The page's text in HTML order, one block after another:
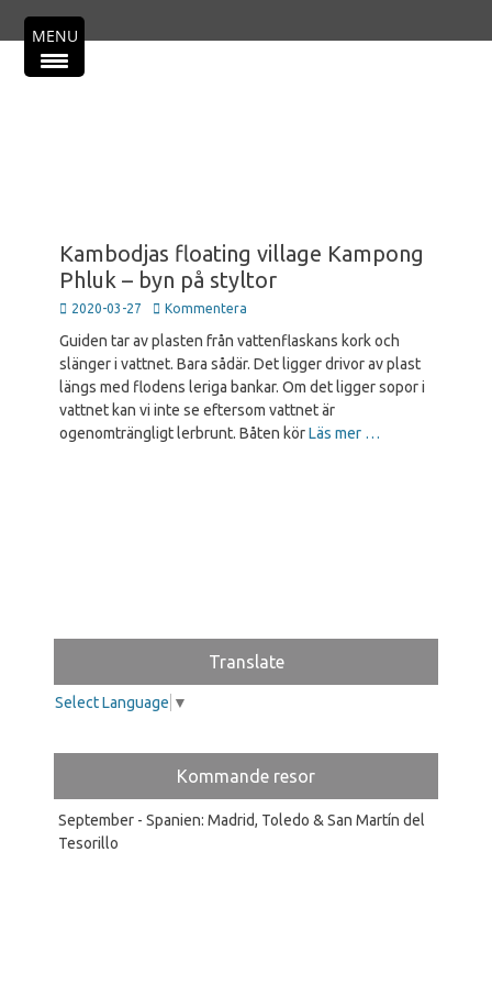
till
innehåll
Primär meny
Kambodjas floating village Kampong
Phluk – byn på styltor
Publicerad
2020-03-27 Kommentera
Guiden tar av plasten från vattenflaskans kork och
slänger i vattnet. Bara sådär. Det ligger drivor av plast
längs med flodens leriga bankar. Om det ligger sopor i
vattnet kan vi inte se eftersom vattnet är
ogenomträngligt lerbrunt. Båten körLäs mer …
Translate
Select Language ▼
Kommande resor
September - Spanien: Madrid, Toledo & San Martín del
Tesorillo
MENU